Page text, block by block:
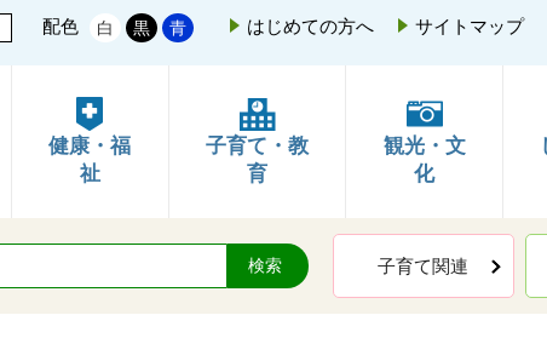
配色 白 黒 青 はじめての方へ サイトマップ
健康・福
祉
子育て・教
育
観光・文
化
子育て関連